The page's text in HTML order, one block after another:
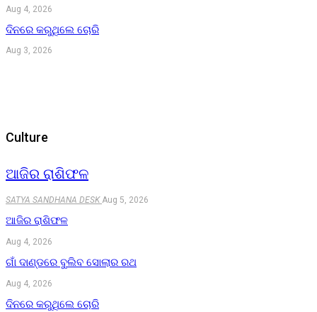
Aug 4, 2026
ଦିନରେ କରୁଥିଲେ ଚୋରି
Aug 3, 2026
Culture
ଆଜିର ରାଶିଫଳ
SATYA SANDHANA DESK Aug 5, 2026
ଆଜିର ରାଶିଫଳ
Aug 4, 2026
ଗାଁ ଦାଣ୍ଡରେ ବୁଲିବ ସୋଲାର ରଥ
Aug 4, 2026
ଦିନରେ କରୁଥିଲେ ଚୋରି